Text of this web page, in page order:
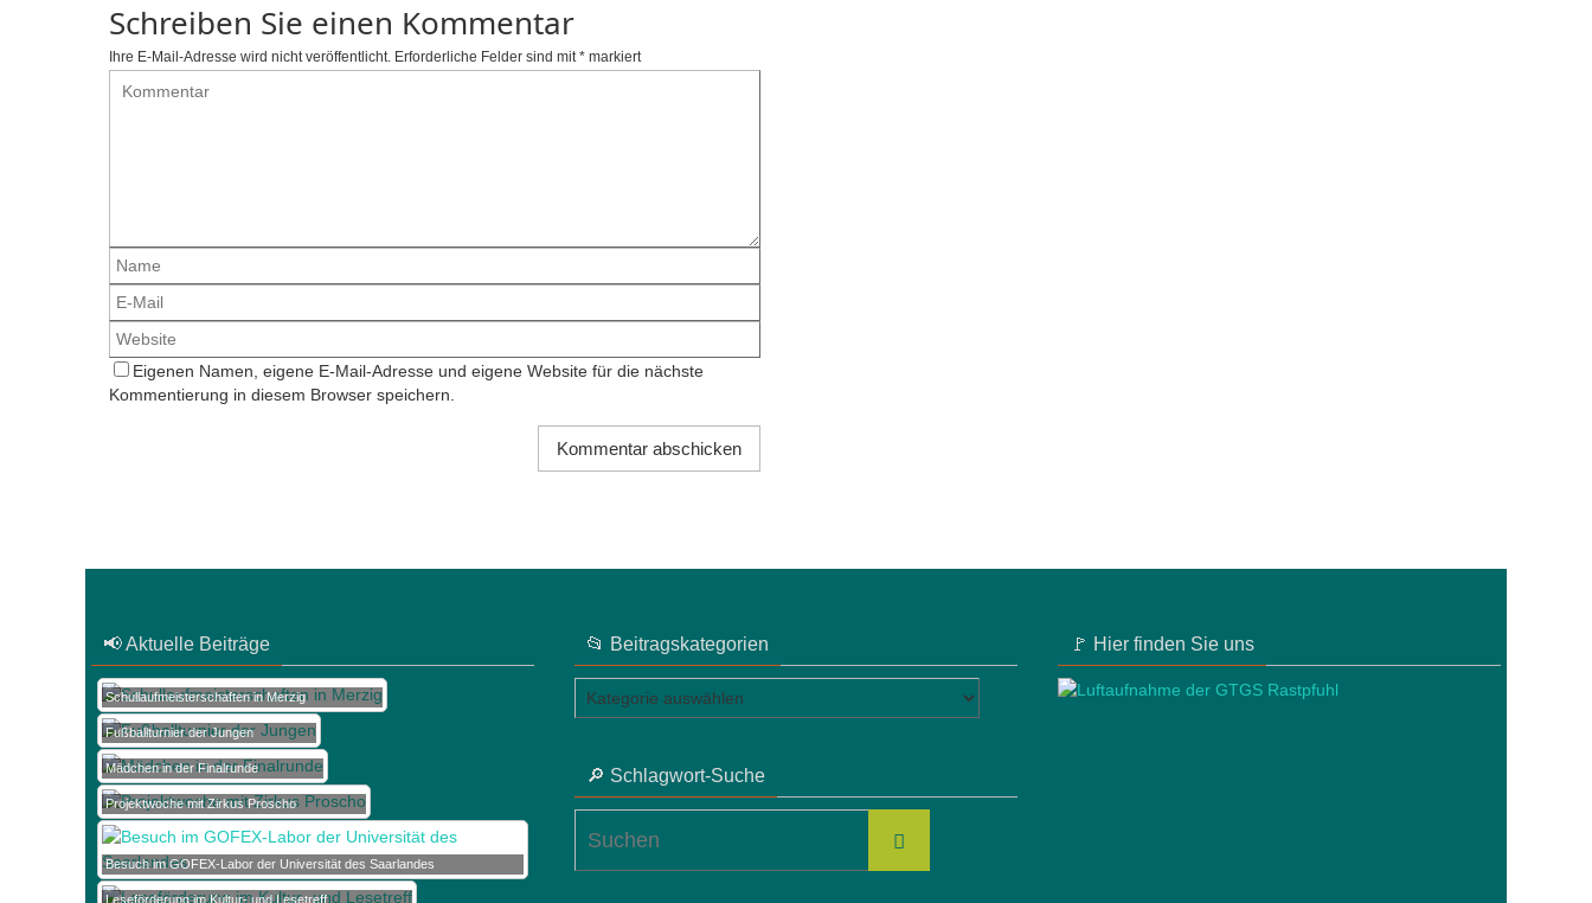
Schreiben Sie einen Kommentar
Ihre E-Mail-Adresse wird nicht veröffentlicht. Erforderliche Felder sind mit* markiert
Eigenen Namen, eigene E-Mail-Adresse und eigene Website für die nächste
Kommentierung in diesem Browser speichern.
📢 Aktuelle Beiträge
Schullaufmeisterschaften in Merzig
Fußballturnier der Jungen
Mädchen in der Finalrunde
Projektwoche mit Zirkus Proscho
Besuch im GOFEX-Labor der Universität des Saarlandes
Leseförderung im Kultur- und Lesetreff
📂 Beitragskategorien
📂
Beitragskategorien
🔎 Schlagwort-Suche
Suchen
🚩 Hier finden Sie uns